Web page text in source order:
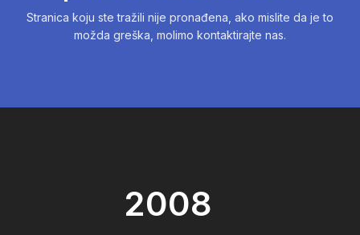
Stranica koju ste tražili nije pronađena, ako mislite da je to
možda greška, molimo kontaktirajte nas.
2008